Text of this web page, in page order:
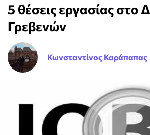
5 θέσεις εργασίας στο
Γρεβενών
Κωνσταντίνος Καράπαπας